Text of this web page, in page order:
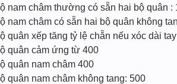
nam châm thường có sẵn hai bộ quân :
nam châm có sẵn hai bộ quân không
quân xếp tăng tỷ lệ chẵn nếu xóc dài
quân cảm ứng từ 400
quân nam châm 400
quân nam châm không tang: 500